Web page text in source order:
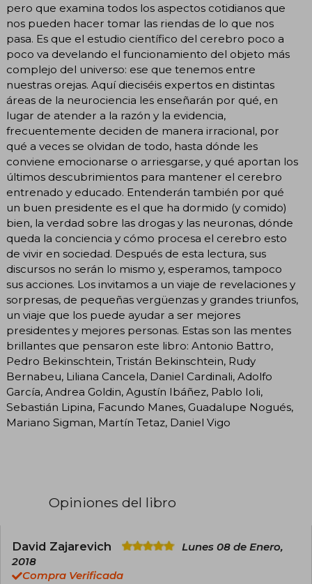
pero que examina todos los aspectos cotidianos que
nos pueden hacer tomar las riendas de lo que nos
pasa. Es que el estudio científico del cerebro poco a
poco va develando el funcionamiento del objeto más
complejo del universo: ese que tenemos entre
nuestras orejas. Aquí dieciséis expertos en distintas
áreas de la neurociencia les enseñarán por qué, en
lugar de atender a la razón y la evidencia,
frecuentemente deciden de manera irracional, por
qué a veces se olvidan de todo, hasta dónde les
conviene emocionarse o arriesgarse, y qué aportan los
últimos descubrimientos para mantener el cerebro
entrenado y educado. Entenderán también por qué
un buen presidente es el que ha dormido (y comido)
bien, la verdad sobre las drogas y las neuronas, dónde
queda la conciencia y cómo procesa el cerebro esto
de vivir en sociedad. Después de esta lectura, sus
discursos no serán lo mismo y, esperamos, tampoco
sus acciones. Los invitamos a un viaje de revelaciones y
sorpresas, de pequeñas vergüenzas y grandes triunfos,
un viaje que los puede ayudar a ser mejores
presidentes y mejores personas. Estas son las mentes
brillantes que pensaron este libro: Antonio Battro,
Pedro Bekinschtein, Tristán Bekinschtein, Rudy
Bernabeu, Liliana Cancela, Daniel Cardinali, Adolfo
García, Andrea Goldin, Agustín Ibáñez, Pablo Ioli,
Sebastián Lipina, Facundo Manes, Guadalupe Nogués,
Mariano Sigman, Martín Tetaz, Daniel Vigo
Opiniones del libro
David Zajarevich
Lunes 08 de Enero,
2018
Compra Verificada